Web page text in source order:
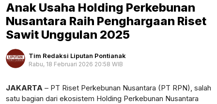
Anak Usaha Holding Perkebunan
Nusantara Raih Penghargaan Riset
Sawit Unggulan 2025
Tim Redaksi Liputan Pontianak
Rabu, 18 Februari 2026 20:58 WIB
Perbesar
JAKARTA – PT Riset Perkebunan Nusantara (PT RPN), salah
satu bagian dari ekosistem Holding Perkebunan Nusantara